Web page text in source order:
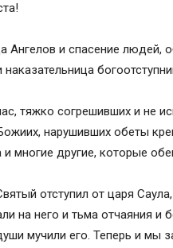
Ангелов и спасение людей,
тяжко согрешивших и не
нарушивших обеты
многие другие, которые
отступил от царя
на него и тьма отчаяния и
мучили его. Теперь и мы